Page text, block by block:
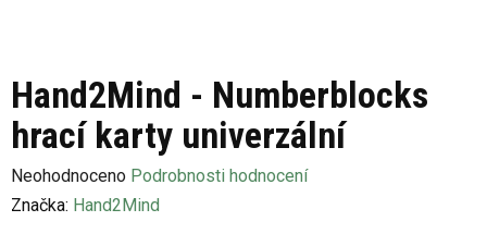
Hand2Mind - Numberblocks
hrací karty univerzální
Průměrné
hodnocení
Neohodnoceno Podrobnosti hodnocení
Značka: Hand2Mind